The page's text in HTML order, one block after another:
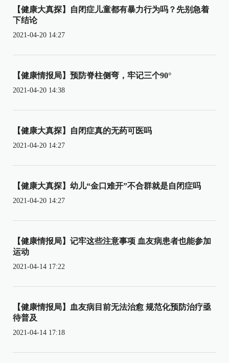
【健康大真探】自闭症儿童都有暴力行为吗？先别急着
下结论
2021-04-20 14:27
【健康情报局】预防脊柱侧弯，牢记三个90°
2021-04-20 14:38
【健康大真探】自闭症真的无药可医吗
2021-04-20 14:27
【健康大真探】幼儿“金口难开”不合群就是自闭症吗
2021-04-20 14:27
【健康情报局】记牢这些注意事项 血友病患者也能参加
运动
2021-04-14 17:22
【健康情报局】血友病目前无法治愈 规范化预防治疗亟
待普及
2021-04-14 17:18